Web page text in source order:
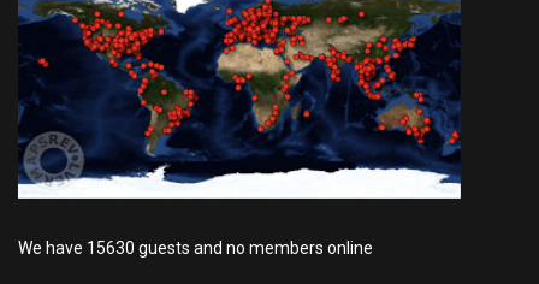
We have 15630 guests and no members online